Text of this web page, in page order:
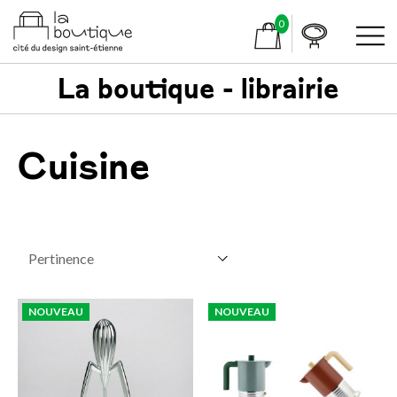
0
La boutique - librairie
Cuisine
NOUVEAU NOUVEAU